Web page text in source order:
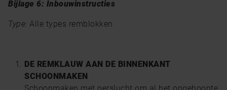
Bijlage 6: Inbouwinstructies
Type: Alle types remblokken
DE REMKLAUW AAN DE BINNENKANT
SCHOONMAKEN